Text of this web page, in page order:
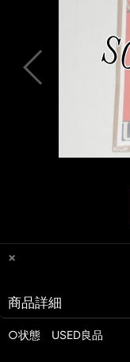
×
商品詳細
○状態 USED良品